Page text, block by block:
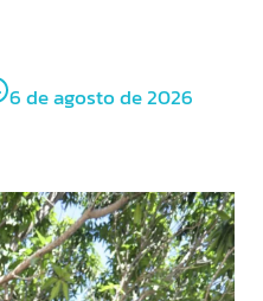
6 de agosto de 2026